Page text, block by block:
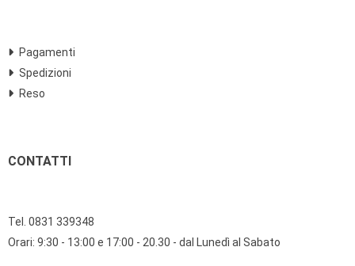
Pagamenti
Spedizioni
Reso
CONTATTI
Tel. 0831 339348
Orari: 9:30 - 13:00 e 17:00 - 20.30 - dal Lunedì al Sabato